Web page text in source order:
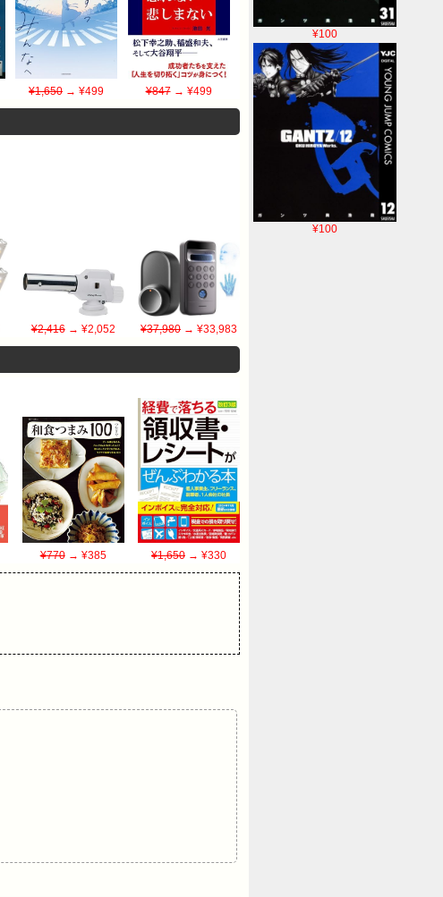
¥100
¥100
¥1,650 → ¥499 ¥847→ ¥499
¥2,416→ ¥2,052 ¥37,980→ ¥33,983
¥770→ ¥385 ¥1,650→ ¥330